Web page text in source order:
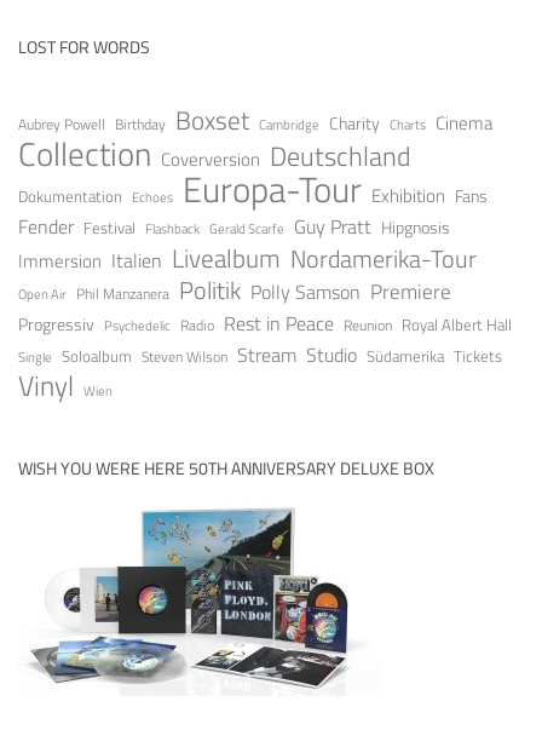
LOST FOR WORDS
Aubrey Powell Birthday Boxset Cambridge Charity Charts Cinema
Collection Coverversion Deutschland
Dokumentation Echoes Europa-Tour Exhibition Fans
Fender Festival Flashback Gerald Scarfe Guy Pratt Hipgnosis
Immersion Italien Livealbum Nordamerika-Tour
Open Air Phil Manzanera Politik Polly Samson Premiere
Progressiv Psychedelic Radio Rest in Peace Reunion Royal Albert Hall
Single Soloalbum Steven Wilson Stream Studio Südamerika Tickets
Vinyl Wien
WISH YOU WERE HERE 50TH ANNIVERSARY DELUXE BOX